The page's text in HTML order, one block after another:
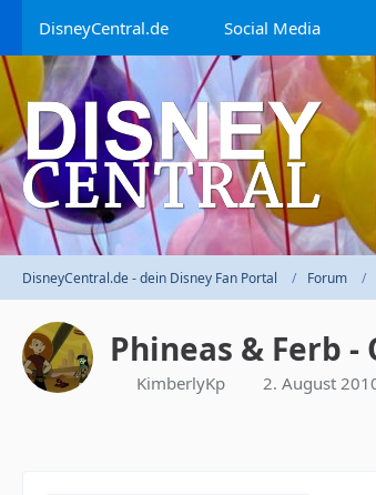
DisneyCentral.de Social Media
DisneyCentral.de - dein Disney Fan Portal Forum
Phineas & Ferb
KimberlyKp 2. August